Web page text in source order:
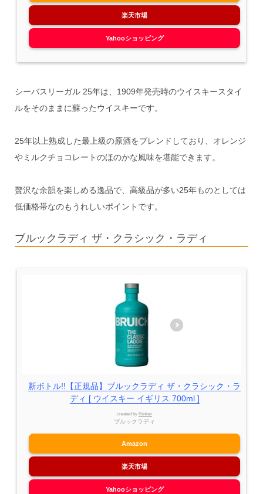
楽天市場
Yahooショッピング
シーバスリーガル 25年は、1909年発売時のウイスキースタイ
ルをそのままに蘇ったウイスキーです。
25年以上熟成した最上級の原酒をブレンドしており、オレンジ
やミルクチョコレートのほのかな風味を堪能できます。
贅沢な余韻を楽しめる逸品で、高級品が多い25年ものとしては
低価格帯なのもうれしいポイントです。
ブルックラディ ザ・クラシック・ラディ
新ボトル!!【正規品】ブルックラディ ザ・クラシック・ラ
ディ [ ウイスキー イギリス 700ml ]
created by Rinker
ブルックラディ
Amazon
楽天市場
Yahooショッピング